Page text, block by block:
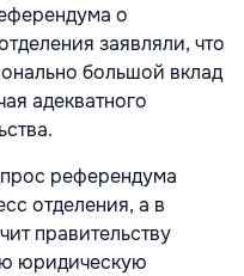
о
заявляли, что
большой вклад
адекватного
референдума
отделения, а в
правительству
юридическую